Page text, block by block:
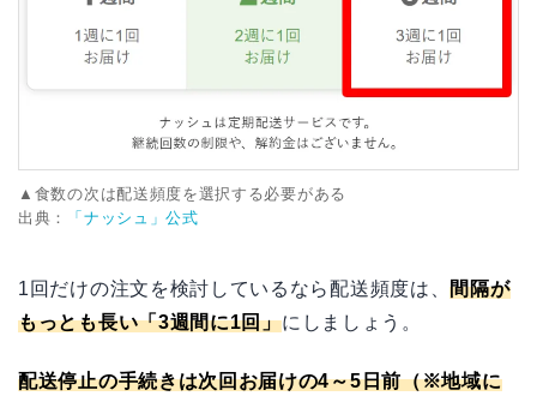
▲食数の次は配送頻度を選択する必要がある
出典：
「ナッシュ」公式
1回だけの注文を検討しているなら配送頻度は、間隔が
もっとも長い「3週間に1回」にしましょう。
配送停止の手続きは次回お届けの4～5日前（※地域に